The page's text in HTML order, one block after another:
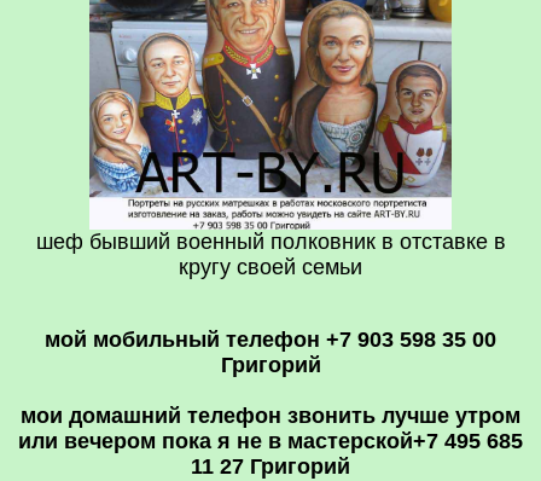
шеф бывший военный полковник в отставке в
кругу своей семьи
мой мобильный телефон +7 903 598 35 00
Григорий
мои домашний телефон звонить лучше утром
или вечером пока я не в мастерской+7 495 685
11 27 Григорий